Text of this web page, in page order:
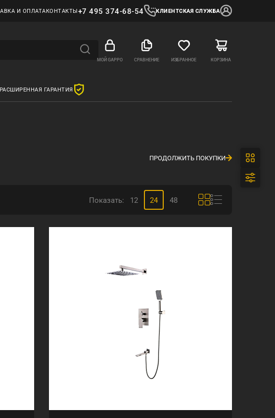
И ОПЛАТАКОНТАКТЫ+7 495 374-68-54 КЛИЕНТСКАЯ СЛУЖБА
МОЙ GAPPO СРАВНЕНИЕ ИЗБРАННОЕ КОРЗИНА
РАСШИРЕННАЯ ГАРАНТИЯ
ПРОДОЛЖИТЬ ПОКУПКИ
Показать: 12 24 48